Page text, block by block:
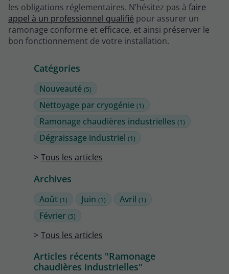
Catégories
Nouveauté (5)
Nettoyage par cryogénie (1)
Ramonage chaudières industrielles (1)
Dégraissage industriel (1)
Tous les articles
Archives
Août (1) Juin(1) Avril(1)
Février (5)
Tous les articles
Articles récents "Ramonage
chaudières industrielles"
les obligations réglementaires. N’hésitez pas à faire
appel à un professionnel qualifié pour assurer un
ramonage conforme et efficace, et ainsi préserver le
bon fonctionnement de votre installation.